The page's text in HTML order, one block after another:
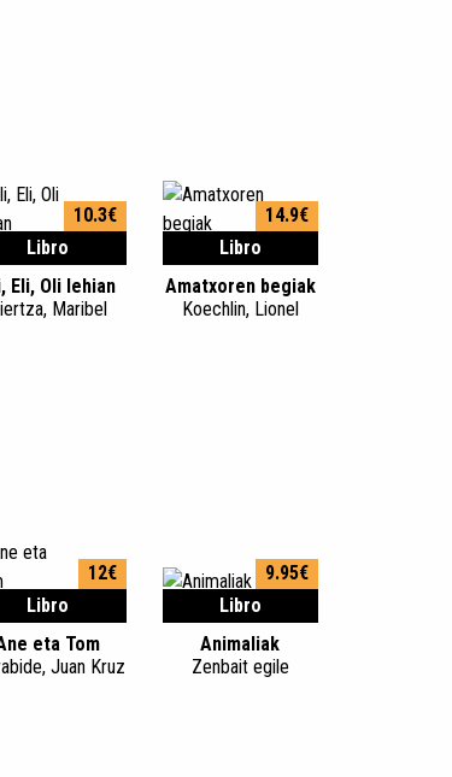
Libro
10.3€
Eli, Oli lehian
Maribel
Libro
14.9€
Amatxoren begiak
Koechlin, Lionel
Libro
12€
eta Tom
Juan Kruz
Libro
9.95€
Animaliak
Zenbait egile